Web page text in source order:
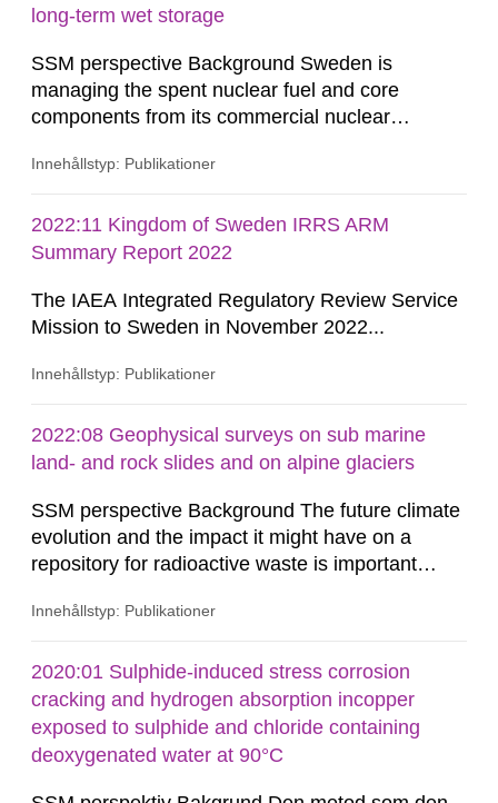
the dominant...
long-term wet storage
SSM perspective Background Sweden is
managing the spent nuclear fuel and core
components from its commercial nuclear
and core components are initially stored at the
comply with transportation limits on decay heat
and radiation, these materials are shipped to the
Innehållstyp: Publikationer
2022:11 Kingdom of Sweden IRRS ARM
Summary Report 2022
The IAEA Integrated Regulatory Review Service
Mission to Sweden in November 2022...
Innehållstyp: Publikationer
2022:08 Geophysical surveys on sub marine
land- and rock slides and on alpine glaciers
SSM perspective Background The future climate
evolution and the impact it might have on a
repository for radioactive waste is important
funded by SSM (Holmlund et al. 2016),
between Sweden and Åland, provided by the
Swedish Maritime Administration, were analysed,
as well as terrestrial data from...
Innehållstyp: Publikationer
2020:01 Sulphide-induced stress corrosion
cracking and hydrogen absorption incopper
exposed to sulphide and chloride containing
deoxygenated water at 90°C